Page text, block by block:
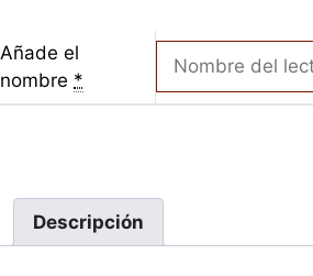
Añade el
nombre *
Descripción